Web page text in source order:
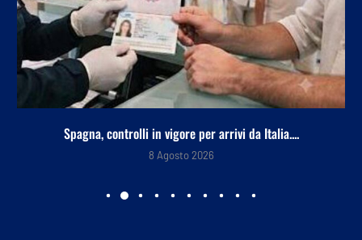
Spagna, controlli in vigore per arrivi da Italia....
8 Agosto 2026